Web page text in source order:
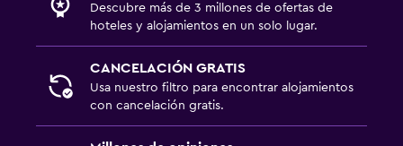
Descubre más de 3 millones de ofertas de
hoteles y alojamientos en un solo lugar.
CANCELACIÓN GRATIS
Usa nuestro filtro para encontrar alojamientos
con cancelación gratis.